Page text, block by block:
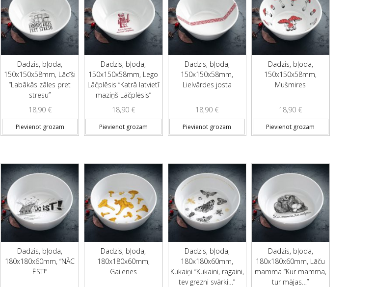
Dadzis, bļoda,
150x150x58mm, Lācīši
“Labākās zāles pret
stresu”
18,90 €
Pievienot grozam
Dadzis, bļoda,
150x150x58mm, Lego
Lāčplēsis “Katrā latvietī
maziņš Lāčplēsis”
18,90 €
Pievienot grozam
Dadzis, bļoda,
150x150x58mm,
Lielvārdes josta
18,90 €
Pievienot grozam
Dadzis, bļoda,
150x150x58mm,
Mušmires
18,90 €
Pievienot grozam
Dadzis, bļoda,
180x180x60mm, “NĀC
ĒST!”
Dadzis, bļoda,
180x180x60mm,
Gailenes
Dadzis, bļoda,
180x180x60mm,
Kukaiņi “Kukaini, ragaini,
tev grezni svārki…”
Dadzis, bļoda,
180x180x60mm, Lāču
mamma “Kur mamma,
tur mājas…”